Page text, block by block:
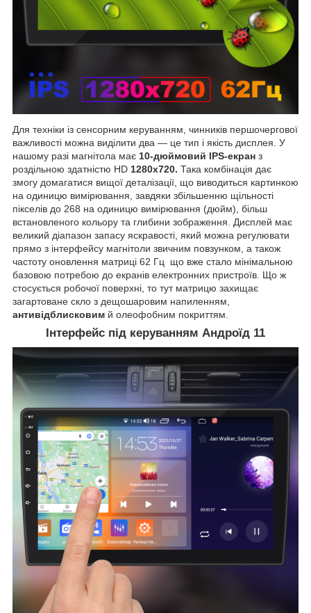
Для техніки із сенсорним керуванням, чинників першочергової
важливості можна виділити два — це тип і якість дисплея. У
нашому разі магнітола має 10-дюймовий IPS-екран з
роздільною здатністю HD 1280х720. Така комбінація дає
змогу домагатися вищої деталізації, що виводиться картинкою
на одиницю вимірювання, завдяки збільшенню щільності
пікселів до 268 на одиницю вимірювання (дюйм), більш
встановленого кольору та глибини зображення. Дисплей має
великий діапазон запасу яскравості, який можна регулювати
прямо з інтерфейсу магнітоли звичним повзунком, а також
частоту оновлення матриці 62 Гц що вже стало мінімальною
базовою потребою до екранів електронних пристроїв. Що ж
стосується робочої поверхні, то тут матрицю захищає
загартоване скло з дещошаровим напиленням,
антивідблисковим й олеофобним покриттям.
Інтерфейс під керуванням Андроїд 11